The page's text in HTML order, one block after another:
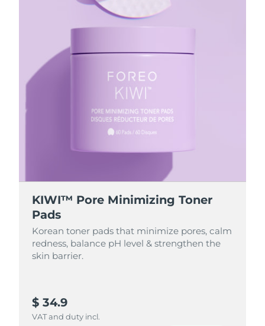
KIWI™ Pore Minimizing Toner
Pads
Korean toner pads that minimize pores, calm
redness, balance pH level & strengthen the
skin barrier.
$ 34.9
VAT and duty incl.